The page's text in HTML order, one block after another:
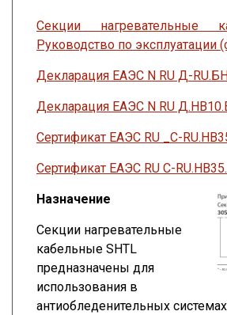
Секции нагревательные
Руководство по
Декларация ЕАЭС N RU Д-
Декларация ЕАЭС N RU
Сертификат ЕАЭС RU _C-
Сертификат ЕАЭС RU C-
Назначение
Секции нагревательные
кабельные SHTL
предназначены для
использования в
антиобледенительных